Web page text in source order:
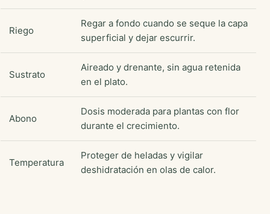
Riego
Regar a fondo cuando se seque la capa
superficial y dejar escurrir.
Sustrato
Aireado y drenante, sin agua retenida
en el plato.
Abono
Dosis moderada para plantas con flor
durante el crecimiento.
Temperatura
Proteger de heladas y vigilar
deshidratación en olas de calor.